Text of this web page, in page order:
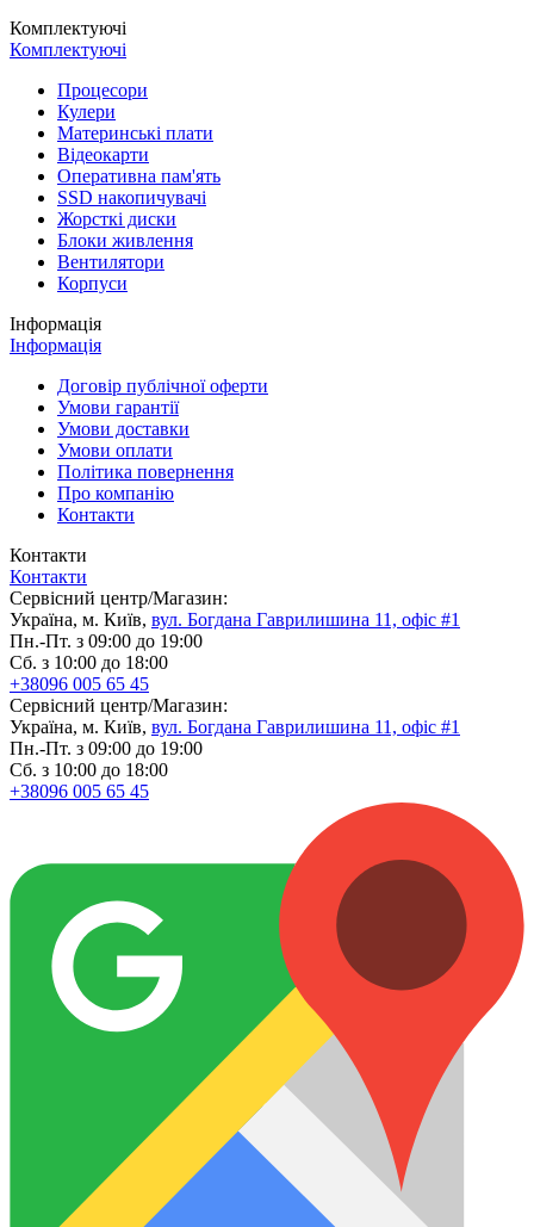
Комплектуючі
Комплектуючі
Процесори
Кулери
Материнські плати
Відеокарти
Оперативна пам'ять
SSD накопичувачі
Жорсткі диски
Блоки живлення
Вентилятори
Корпуси
Інформація
Інформація
Договір публічної оферти
Умови гарантії
Умови доставки
Умови оплати
Політика повернення
Про компанію
Контакти
Контакти
Контакти
Сервісний центр/Магазин:
Україна, м. Київ, вул. Богдана Гаврилишина 11, офіс #1
Пн.-Пт. з 09:00 до 19:00
Сб. з 10:00 до 18:00
+38096 005 65 45
Сервісний центр/Магазин:
Україна, м. Київ, вул. Богдана Гаврилишина 11, офіс #1
Пн.-Пт. з 09:00 до 19:00
Сб. з 10:00 до 18:00
+38096 005 65 45